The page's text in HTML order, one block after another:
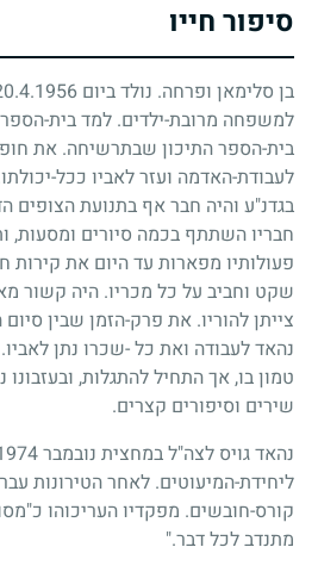
סיפור חייו
בן סלימאן ופרחה. נולד ביום
למשפחה מרובת-ילדים. למד בית-
בית-הספר התיכון שבתרשיחה. את
לעבודת-האדמה ועזר לאביו ככל-
בגדנ"ע והיה חבר אף בתנועת הצופים
חבריו השתתף בכמה סיורים ומסעות,
פעולותיו מפארות עד היום את קירות
שקט וחביב על כל מכריו. היה קשור
צייתן להוריו. את פרק-הזמן שבין סיום
נהאד לעבודה ואת כל -שכרו נתן
טמון בו, אך התחיל להתגלות,
שירים וסיפורים קצרים.
נהאד גויס לצה"ל במחצית נובמבר
ליחידת-המיעוטים. לאחר הטירונות
קורס-חובשים. מפקדיו העריכוהו
מתנדב לכל דבר."